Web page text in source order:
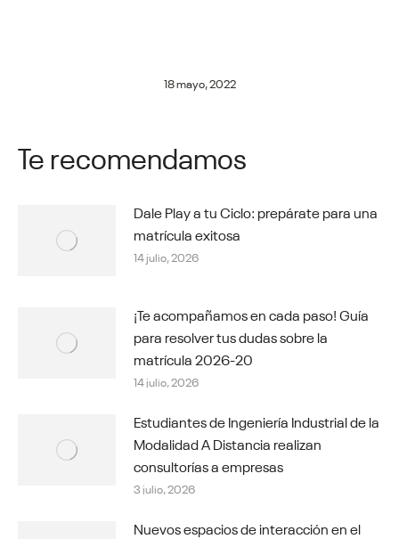
18 mayo, 2022
Te recomendamos
Dale Play a tu Ciclo: prepárate para una
matrícula exitosa
14 julio, 2026
¡Te acompañamos en cada paso! Guía
para resolver tus dudas sobre la
matrícula 2026-20
14 julio, 2026
Estudiantes de Ingeniería Industrial de la
Modalidad A Distancia realizan
consultorías a empresas
3 julio, 2026
Nuevos espacios de interacción en el